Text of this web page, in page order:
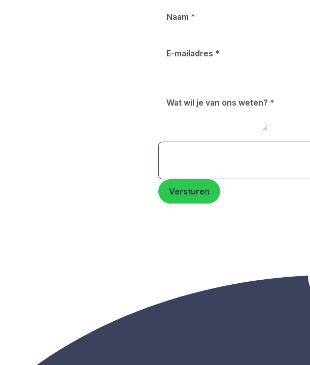
Naam *
E-mailadres *
Wat wil je van ons weten? *
Versturen